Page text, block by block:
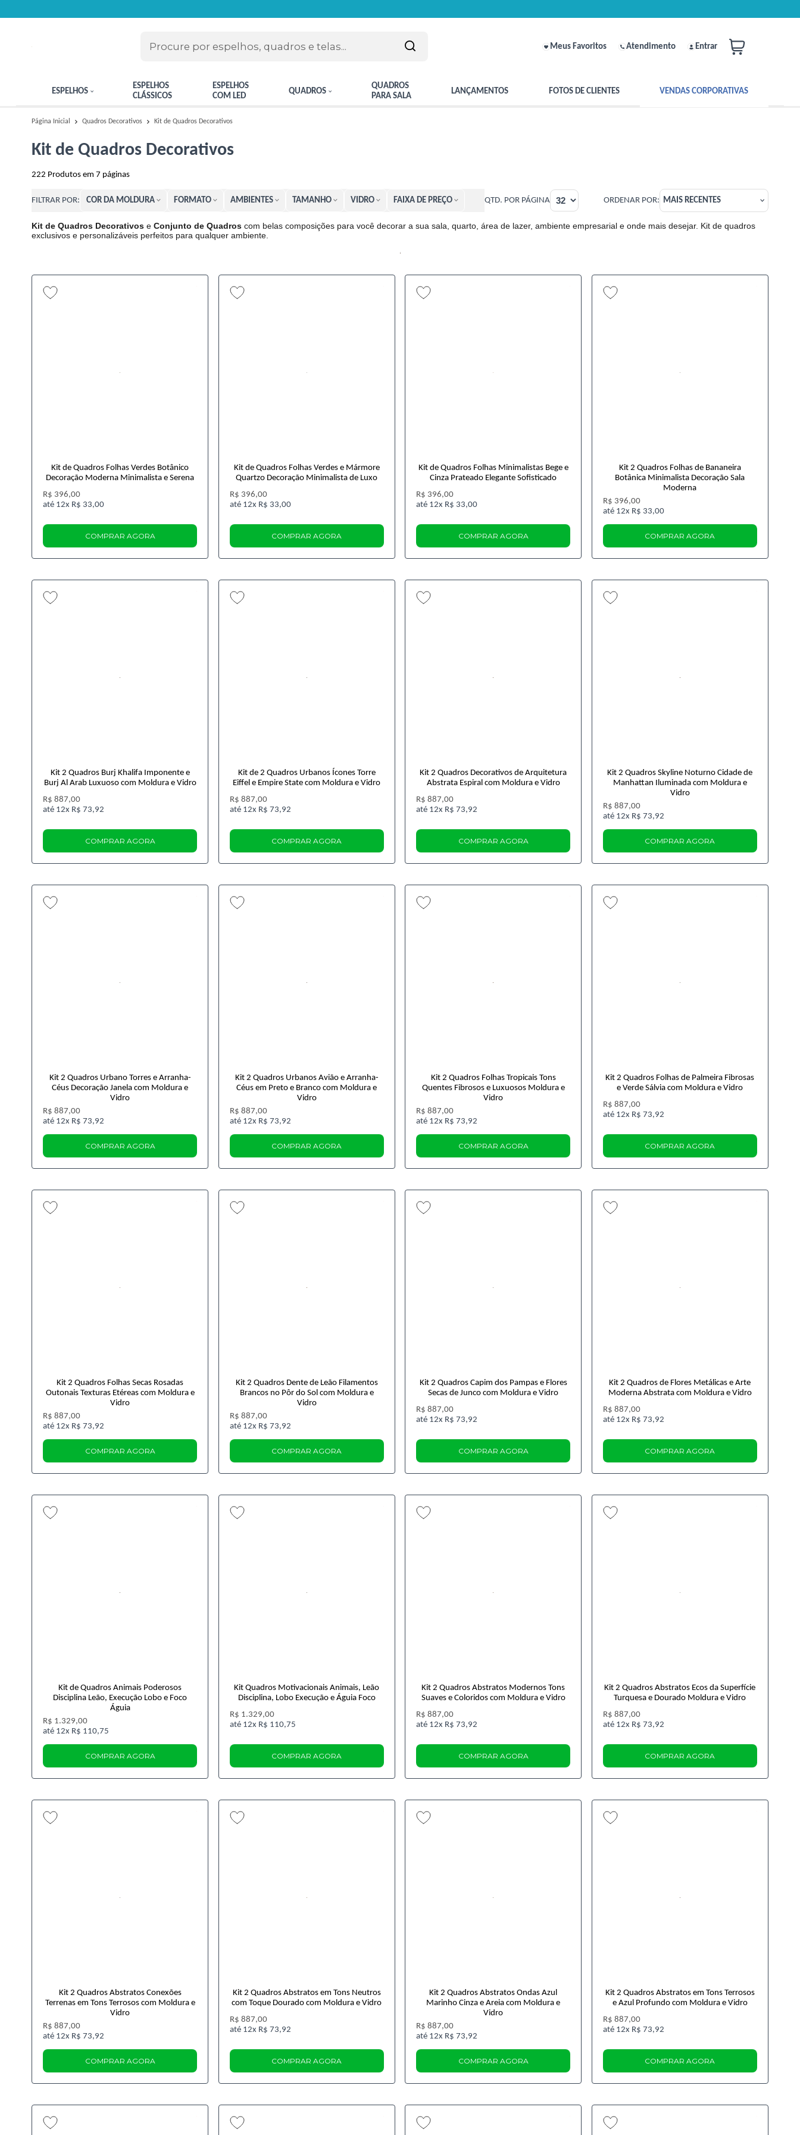
Meus Favoritos Atendimento Entrar
ESPELHOS
ESPELHOS
CLÁSSICOS
ESPELHOS
COM LED
QUADROS
QUADROS
PARA SALA
LANÇAMENTOS FOTOS DE CLIENTES VENDAS CORPORATIVAS
Página Inicial Quadros Decorativos Kit de Quadros Decorativos
Kit de Quadros Decorativos
222 Produtos em 7 páginas
FILTRAR POR: COR DA MOLDURA FORMATO AMBIENTES TAMANHO VIDRO FAIXA DE PREÇO QTD. POR PÁGINA ORDENAR POR: MAIS RECENTES
Kit de Quadros Decorativos e Conjunto de Quadros com belas composições para você decorar a sua sala, quarto, área de lazer, ambiente empresarial e onde mais desejar. Kit de quadros
exclusivos e personalizáveis perfeitos para qualquer ambiente.
Kit de Quadros Folhas Verdes Botânico
Decoração Moderna Minimalista e Serena
R$ 396,00
12x R$ 33,00
COMPRAR AGORA
Kit de Quadros Folhas Verdes e Mármore
Quartzo Decoração Minimalista de Luxo
R$ 396,00
12x R$ 33,00
COMPRAR AGORA
Kit de Quadros Folhas Minimalistas Bege e
Cinza Prateado Elegante Sofisticado
R$ 396,00
12x R$ 33,00
COMPRAR AGORA
Kit 2 Quadros Folhas de Bananeira
Botânica Minimalista Decoração Sala
Moderna
R$ 396,00
12x R$ 33,00
COMPRAR AGORA
Kit 2 Quadros Burj Khalifa Imponente e
Burj Al Arab Luxuoso com Moldura e Vidro
R$ 887,00
12x R$ 73,92
COMPRAR AGORA
Kit de 2 Quadros Urbanos Ícones Torre
Eiffel e Empire State com Moldura e Vidro
R$ 887,00
12x R$ 73,92
COMPRAR AGORA
Kit 2 Quadros Decorativos de Arquitetura
Abstrata Espiral com Moldura e Vidro
R$ 887,00
12x R$ 73,92
COMPRAR AGORA
Kit 2 Quadros Skyline Noturno Cidade de
Manhattan Iluminada com Moldura e
Vidro
R$ 887,00
12x R$ 73,92
COMPRAR AGORA
Kit 2 Quadros Urbano Torres e Arranha-
Céus Decoração Janela com Moldura e
Vidro
R$ 887,00
12x R$ 73,92
COMPRAR AGORA
Kit 2 Quadros Urbanos Avião e Arranha-
Céus em Preto e Branco com Moldura e
Vidro
R$ 887,00
12x R$ 73,92
COMPRAR AGORA
Kit 2 Quadros Folhas Tropicais Tons
Quentes Fibrosos e Luxuosos Moldura e
Vidro
R$ 887,00
12x R$ 73,92
COMPRAR AGORA
Kit 2 Quadros Folhas de Palmeira Fibrosas
e Verde Sálvia com Moldura e Vidro
R$ 887,00
12x R$ 73,92
COMPRAR AGORA
Kit 2 Quadros Folhas Secas Rosadas
Outonais Texturas Etéreas com Moldura e
Vidro
R$ 887,00
12x R$ 73,92
COMPRAR AGORA
Kit 2 Quadros Dente de Leão Filamentos
Brancos no Pôr do Sol com Moldura e
Vidro
R$ 887,00
12x R$ 73,92
COMPRAR AGORA
Kit 2 Quadros Capim dos Pampas e Flores
Secas de Junco com Moldura e Vidro
R$ 887,00
12x R$ 73,92
COMPRAR AGORA
Kit 2 Quadros de Flores Metálicas e Arte
Moderna Abstrata com Moldura e Vidro
R$ 887,00
12x R$ 73,92
COMPRAR AGORA
Kit de Quadros Animais Poderosos
Disciplina Leão, Execução Lobo e Foco
Águia
R$ 1.329,00
12x R$ 110,75
COMPRAR AGORA
Kit Quadros Motivacionais Animais, Leão
Disciplina, Lobo Execução e Águia Foco
R$ 1.329,00
12x R$ 110,75
COMPRAR AGORA
Kit 2 Quadros Abstratos Modernos Tons
Suaves e Coloridos com Moldura e Vidro
R$ 887,00
12x R$ 73,92
COMPRAR AGORA
Kit 2 Quadros Abstratos Ecos da Superfície
Turquesa e Dourado Moldura e Vidro
R$ 887,00
12x R$ 73,92
COMPRAR AGORA
Kit 2 Quadros Abstratos Conexões
Terrenas em Tons Terrosos com Moldura e
Vidro
R$ 887,00
12x R$ 73,92
COMPRAR AGORA
Kit 2 Quadros Abstratos em Tons Neutros
com Toque Dourado com Moldura e Vidro
R$ 887,00
12x R$ 73,92
COMPRAR AGORA
Kit 2 Quadros Abstratos Ondas Azul
Marinho Cinza e Areia com Moldura e
Vidro
R$ 887,00
12x R$ 73,92
COMPRAR AGORA
Kit 2 Quadros Abstratos em Tons Terrosos
e Azul Profundo com Moldura e Vidro
R$ 887,00
12x R$ 73,92
COMPRAR AGORA